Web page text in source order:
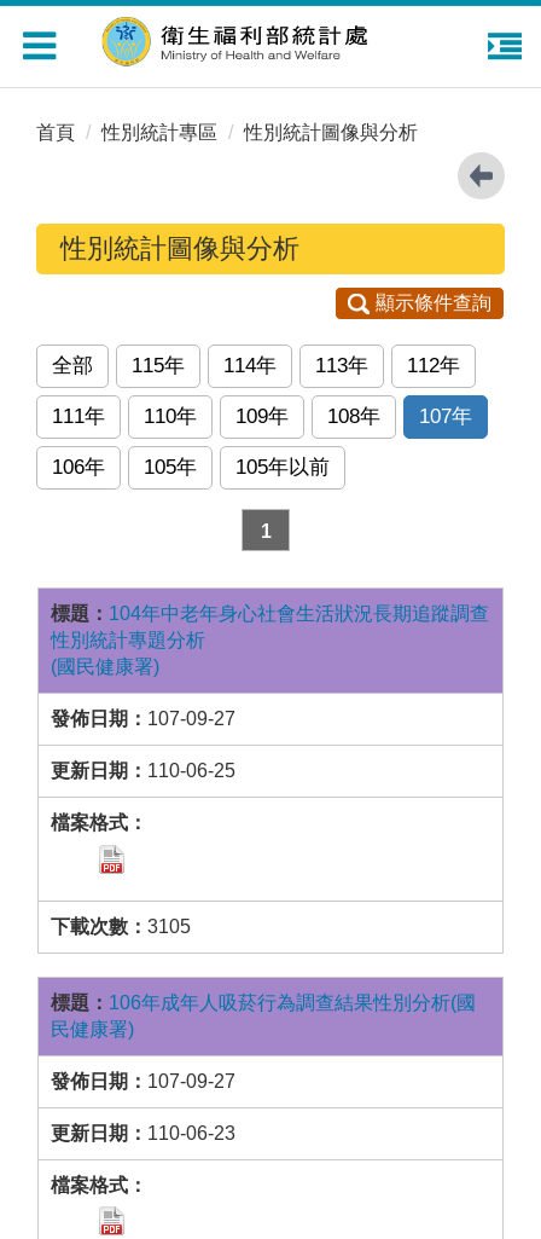
Toggle
navigation
首頁 性別統計專區 性別統計圖像與分析
性別統計圖像與分析
顯示條件查詢
全部 115年 114年 113年 112年
111年 110年 109年 108年 107年
106年 105年 105年以前
1
104年中老年身心社會生活狀況長期追蹤調查
性別統計專題分析
(國民健康署)
107-09-27
110-06-25
3105
106年成年人吸菸行為調查結果性別分析(國
民健康署)
107-09-27
110-06-23